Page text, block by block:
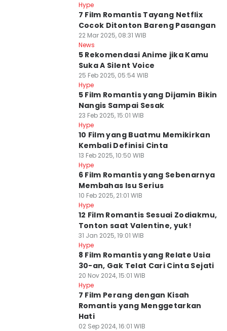
Hype
7 Film Romantis Tayang Netflix
Cocok Ditonton Bareng Pasangan
22 Mar 2025, 08:31 WIB
News
5 Rekomendasi Anime jika Kamu
Suka A Silent Voice
25 Feb 2025, 05:54 WIB
Hype
5 Film Romantis yang Dijamin Bikin
Nangis Sampai Sesak
23 Feb 2025, 15:01 WIB
Hype
10 Film yang Buatmu Memikirkan
Kembali Definisi Cinta
13 Feb 2025, 10:50 WIB
Hype
6 Film Romantis yang Sebenarnya
Membahas Isu Serius
10 Feb 2025, 21:01 WIB
Hype
12 Film Romantis Sesuai Zodiakmu,
Tonton saat Valentine, yuk!
31 Jan 2025, 19:01 WIB
Hype
8 Film Romantis yang Relate Usia
30-an, Gak Telat Cari Cinta Sejati
20 Nov 2024, 15:01 WIB
Hype
7 Film Perang dengan Kisah
Romantis yang Menggetarkan
Hati
02 Sep 2024, 16:01 WIB